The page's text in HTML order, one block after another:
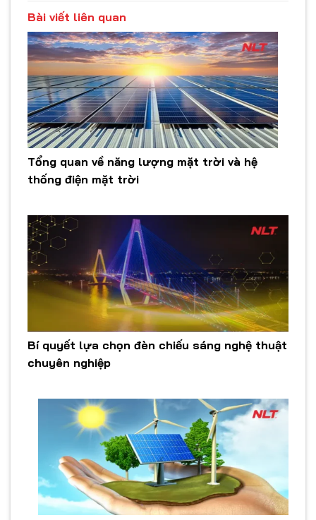
Bài viết liên quan
Tổng quan về năng lượng mặt trời và hệ
thống điện mặt trời
Bí quyết lựa chọn đèn chiếu sáng nghệ thuật
chuyên nghiệp